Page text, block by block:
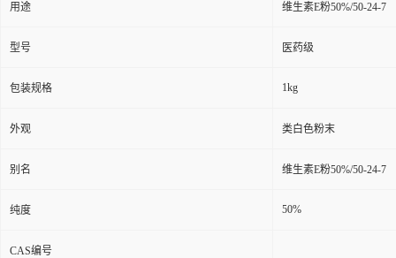
用途 维生素E粉50%/50-24-7
型号 医药级
包装规格 1kg
外观 类白色粉末
别名 维生素E粉50%/50-24-7
纯度 50%
CAS编号